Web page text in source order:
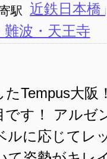
駅 近鉄日本橋
難波・天王寺
たTempus大
です！ アル
ルに応じてレ